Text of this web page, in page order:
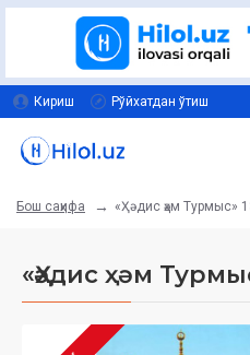
Кириш Рўйхатдан ўтиш
Бош саҳифа «Ҳәдис ҳәм Турмыс»
«Ҳәдис ҳәм